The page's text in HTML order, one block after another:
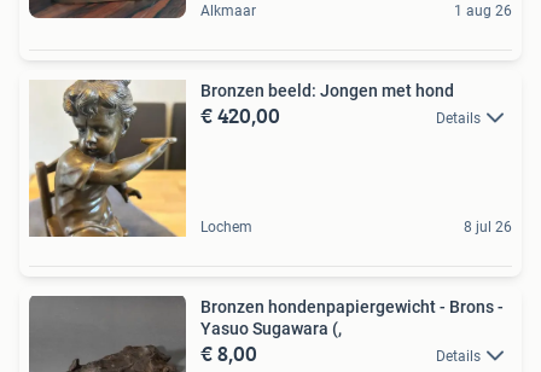
Alkmaar 1 aug 26
Bronzen beeld: Jongen met hond
€ 420,00 Details
Lochem 8 jul 26
Bronzen hondenpapiergewicht - Brons -
Yasuo Sugawara (,
€ 8,00 Details